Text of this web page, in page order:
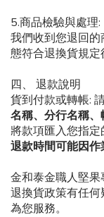
5.商品檢驗與處理:
我們收到您退回
態符合退換貨規定
四、
退款說明
貨到付款或轉帳:
名稱、分行名稱、
將款項匯入您指定
退款時間可能因作
金和泰金職人堅
退換貨政策有任
為您服務。